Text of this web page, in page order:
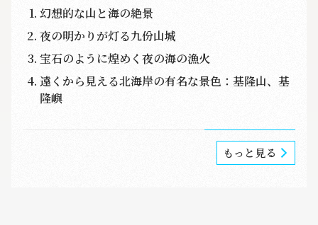
幻想的な山と海の絶景
夜の明かりが灯る九份山城
宝石のように煌めく夜の海の漁火
遠くから見える北海岸の有名な景色：基隆山、基
隆嶼
もっと見る